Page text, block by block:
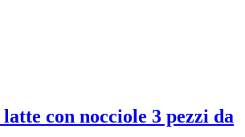
con nocciole 3 pezzi da